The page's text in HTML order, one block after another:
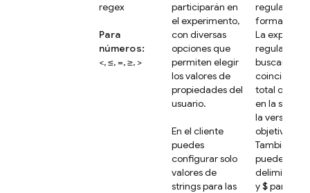
regex
Para
números:
<, ≤, =, ≥, >
participarán en
el experimento,
con diversas
opciones que
permiten elegir
los valores de
propiedades del
usuario.
En el cliente
puedes
configurar solo
valores de
strings para las
regulares en
formato
La expresión
regular
buscar una
total o
en la string
la versión
objetivo.
También
puedes usar
y$para